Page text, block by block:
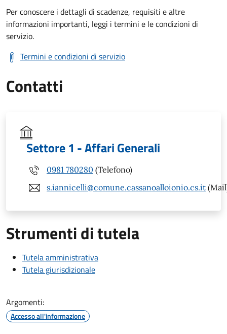
Per conoscere i dettagli di scadenze, requisiti e altre
informazioni importanti, leggi i termini e le condizioni di
servizio.
Termini e condizioni di servizio
Contatti
Settore 1 - Affari Generali
0981 780280 (Telefono)
s.iannicelli@comune.cassanoalloionio.cs.it
Strumenti di tutela
Tutela amministrativa
Tutela giurisdizionale
Argomenti:
Accesso all'informazione